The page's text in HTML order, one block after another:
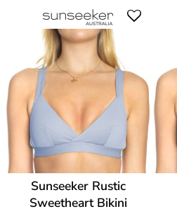
Sunseeker Rustic
Sweetheart Bikini